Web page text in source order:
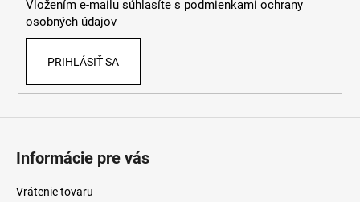
p
v
ý
Vložením e-mailu súhlasíte s podmienkami ochrany
osobných údajov
PRIHLÁSIŤ SA
Informácie pre vás
Vrátenie tovaru